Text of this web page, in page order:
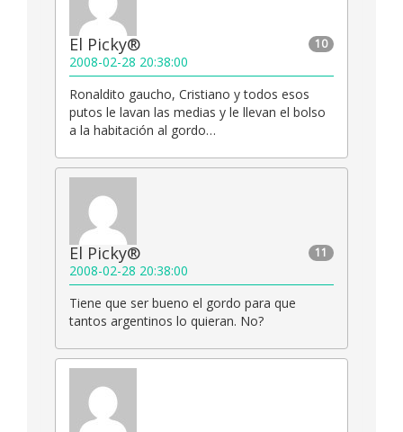
10
El Picky®
2008-02-28 20:38:00
Ronaldito gaucho, Cristiano y todos esos
putos le lavan las medias y le llevan el bolso
a la habitación al gordo…
11
El Picky®
2008-02-28 20:38:00
Tiene que ser bueno el gordo para que
tantos argentinos lo quieran. No?